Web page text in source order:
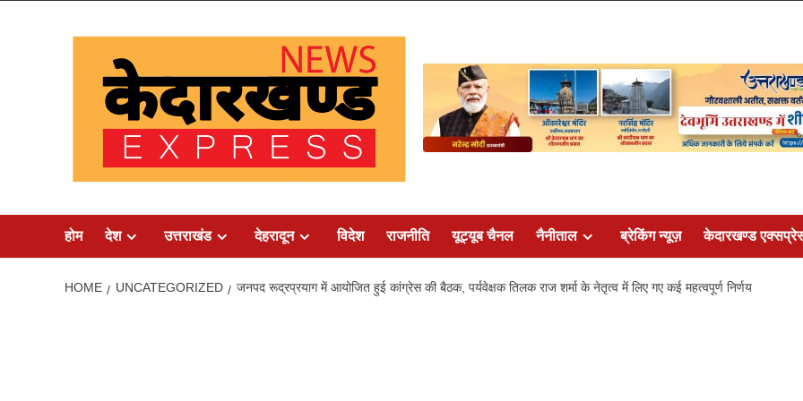
होम देश उत्तराखंड देहरादून विदेश राजनीति यूट्यूब चैनल नैनीताल ब्रेकिंग न्यूज़ केदारखण्ड
HOME UNCATEGORIZED जनपद रूद्रप्रयाग में आयोजित हुई कांग्रेस की बैठक, पर्यवेक्षक तिलक राज शर्मा के नेतृत्व में लिए गए कई महत्वपूर्ण निर्णय